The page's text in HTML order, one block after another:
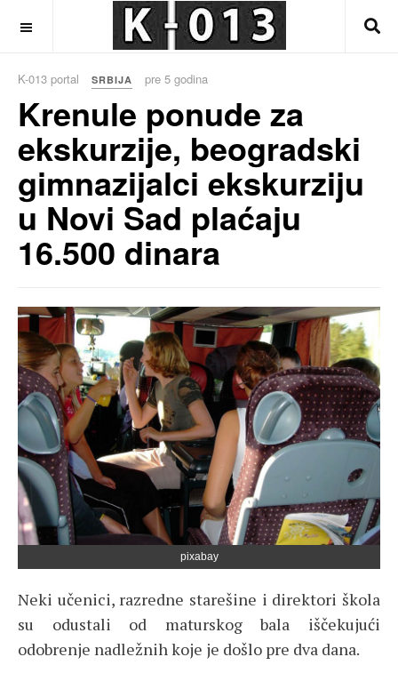
K-013 portal SRBIJA pre 5 godina
Krenule ponude za
ekskurzije, beogradski
gimnazijalci ekskurziju
u Novi Sad plaćaju
16.500 dinara
pixabay
Neki učenici, razredne starešine i direktori škola
su odustali od maturskog bala iščekujući
odobrenje nadležnih koje je došlo pre dva dana.